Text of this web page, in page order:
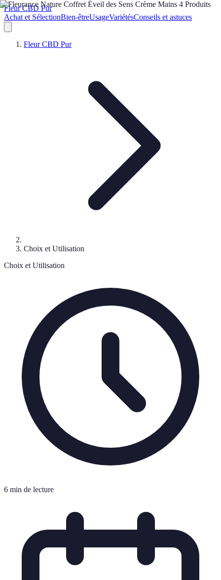
Fleur CBD Pur
Achat et SélectionBien-êtreUsageVariétésConseils et astuces
Fleur CBD Pur
Choix et Utilisation
Choix et Utilisation
6 min de lecture